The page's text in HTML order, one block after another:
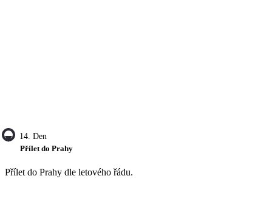
14. Den
Přílet do Prahy
Přílet do Prahy dle letového řádu.